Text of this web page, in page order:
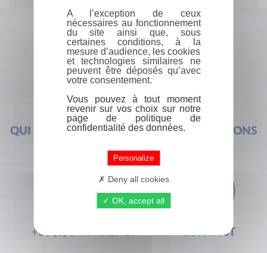
QUI SOMMES-NOUS ? FOIRE AUX QUESTIONS
+33 (0) 1 44 41 29 19 CONTACT
A l’exception de ceux
nécessaires au fonctionnement
du site ainsi que, sous
certaines conditions, à la
mesure d’audience, les cookies
et technologies similaires ne
peuvent être déposés qu’avec
votre consentement.
Vous pouvez à tout moment
revenir sur vos choix sur notre
page de politique de
confidentialité des données.
Personalize
Deny all cookies
OK, accept all